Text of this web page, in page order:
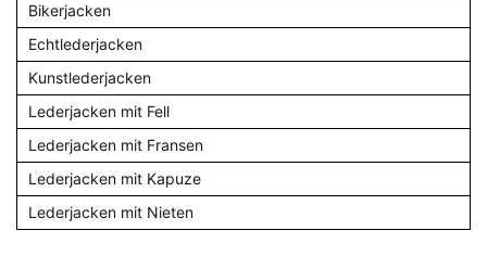
Bikerjacken
Echtlederjacken
Kunstlederjacken
Lederjacken mit Fell
Lederjacken mit Fransen
Lederjacken mit Kapuze
Lederjacken mit Nieten